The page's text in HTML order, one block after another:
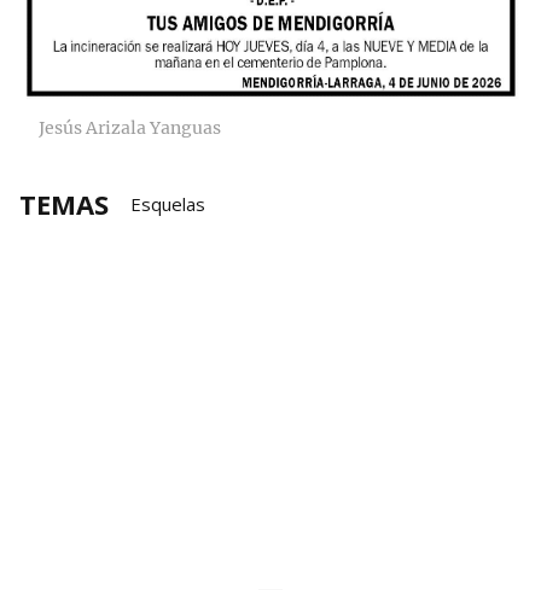
Jesús Arizala Yanguas
TEMAS Esquelas